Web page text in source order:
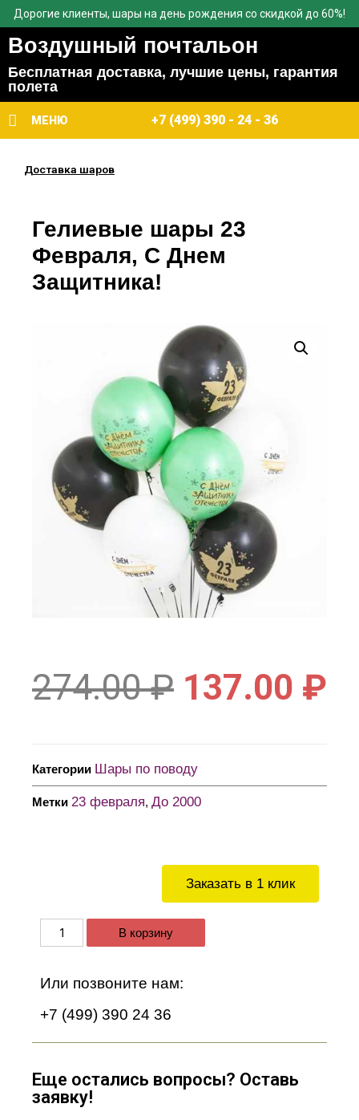
Дорогие клиенты, шары на день рождения со скидкой до 60%!
Воздушный почтальон
Бесплатная доставка, лучшие цены, гарантия
полета
МЕНЮ +7 (499) 390 - 24 - 36
Доставка шаров
Заказать в 1 клик
В корзину
Или позвоните нам:
+7 (499) 390 24 36
Еще остались вопросы? Оставь
заявку!
Гелиевые шары 23
Февраля, С Днем
Защитника!
274.00₽ 137.00 ₽
Категории Шары по поводу
Метки 23 февраля, До 2000